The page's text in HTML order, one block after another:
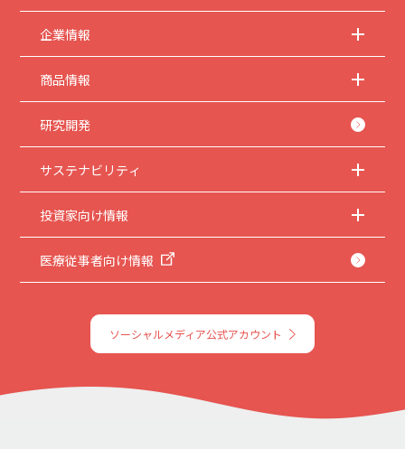
企業情報
商品情報
研究開発
サステナビリティ
投資家向け情報
医療従事者向け情報
ソーシャルメディア公式アカウント